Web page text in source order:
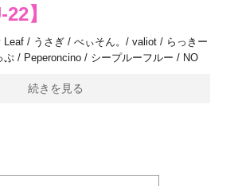
】
/ うさぎ / べぃそん。/ valiot / らっきー
/ Peperoncino / シープルーフルー / NO
続きを見る